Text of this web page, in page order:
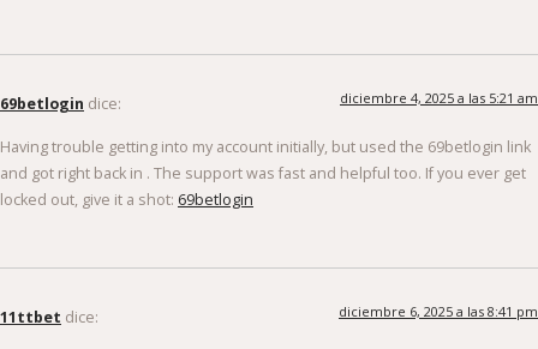
69betlogin dice: diciembre 4, 2025 a las 5:21 am
Having trouble getting into my account initially, but used the 69betlogin link
and got right back in . The support was fast and helpful too. If you ever get
locked out, give it a shot: 69betlogin
11ttbet dice: diciembre 6, 2025 a las 8:41 pm